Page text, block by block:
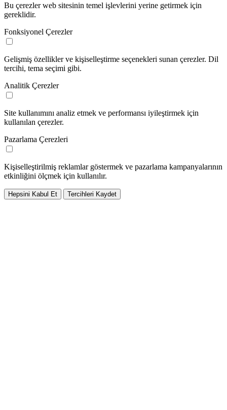
Bu çerezler web sitesinin temel işlevlerini yerine getirmek için
gereklidir.
Fonksiyonel Çerezler
Gelişmiş özellikler ve kişiselleştirme seçenekleri sunan çerezler. Dil
tercihi, tema seçimi gibi.
Analitik Çerezler
Site kullanımını analiz etmek ve performansı iyileştirmek için
kullanılan çerezler.
Pazarlama Çerezleri
Kişiselleştirilmiş reklamlar göstermek ve pazarlama kampanyalarının
etkinliğini ölçmek için kullanılır.
Hepsini Kabul Et Tercihleri Kaydet